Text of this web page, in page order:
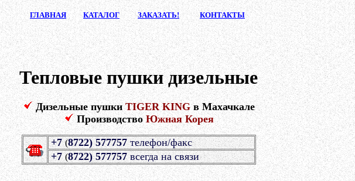
ГЛАВНАЯ КАТАЛОГ ЗАКАЗАТЬ! КОНТАКТЫ
Тепловые пушки дизельные
Дизельные пушкиTIGER KINGв Махачкале
ПроизводствоЮжная Корея
+7 (8722) 577757телефон/факс
+7 (8722) 577757всегда на связи